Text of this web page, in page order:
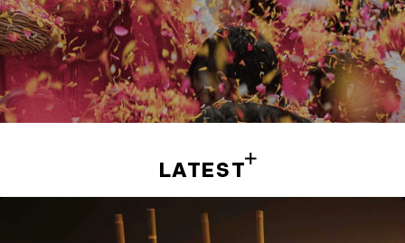
LATEST